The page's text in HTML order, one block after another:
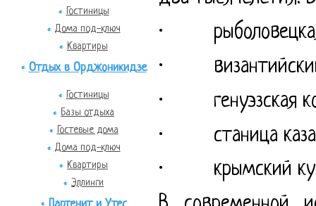
Гостиницы
Дома под-ключ
Квартиры
Отдых в Орджоникидзе
Гостиницы
Базы отдыха
Гостевые дома
Дома под-ключ
Квартиры
Эллинги
· рыболовецкая
· византийский
· генуэзская
· станица
· крымский